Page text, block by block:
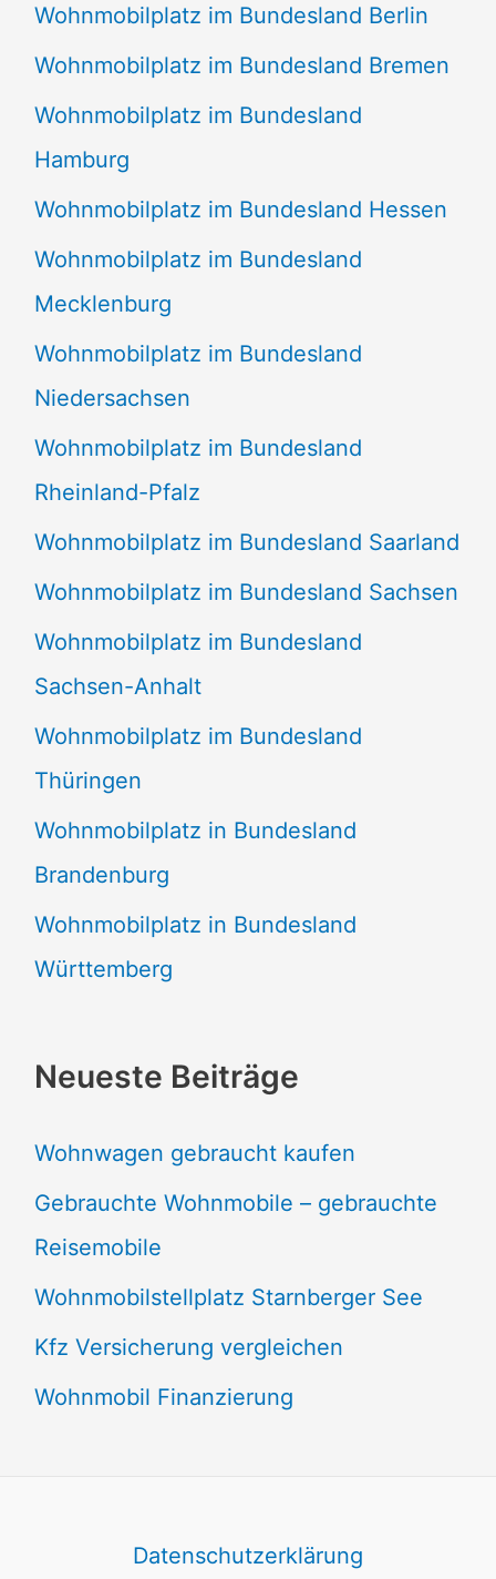
Wohnmobilplatz im Bundesland Berlin
Wohnmobilplatz im Bundesland Bremen
Wohnmobilplatz im Bundesland
Hamburg
Wohnmobilplatz im Bundesland Hessen
Wohnmobilplatz im Bundesland
Mecklenburg
Wohnmobilplatz im Bundesland
Niedersachsen
Wohnmobilplatz im Bundesland
Rheinland-Pfalz
Wohnmobilplatz im Bundesland Saarland
Wohnmobilplatz im Bundesland Sachsen
Wohnmobilplatz im Bundesland
Sachsen-Anhalt
Wohnmobilplatz im Bundesland
Thüringen
Wohnmobilplatz in Bundesland
Brandenburg
Wohnmobilplatz in Bundesland
Württemberg
Neueste Beiträge
Wohnwagen gebraucht kaufen
Gebrauchte Wohnmobile – gebrauchte
Reisemobile
Wohnmobilstellplatz Starnberger See
Kfz Versicherung vergleichen
Wohnmobil Finanzierung
Datenschutzerklärung